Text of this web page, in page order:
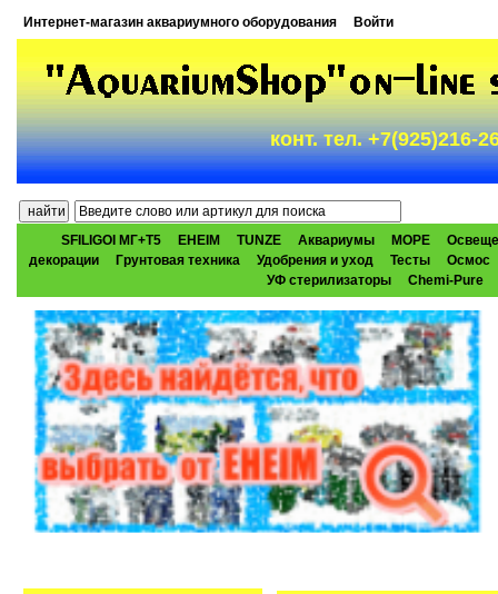
Интернет-магазин аквариумного оборудования Войти
конт. тел. +7(925)216-
SFILIGOI МГ+Т5 EHEIM TUNZE Аквариумы МОРЕ
декорации
Грунтовая техника Удобрения и уход Тесты
Осмос
УФ стерилизаторы
Chemi-Pure